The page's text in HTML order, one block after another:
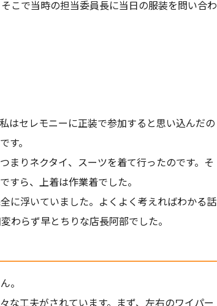
こで当時の担当委員長に当日の服装を問い合わ
はセレモニーに正装で参加すると思い込んだの
す。
まりネクタイ、スーツを着て行ったのです。そ
すら、上着は作業着でした。
に浮いていました。よくよく考えればわかる話
わらず早とちりな店長阿部でした。
。
な工夫がされています。まず、左右のワイパー